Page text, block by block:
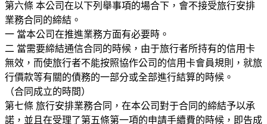
第六條 本公司在以下列舉事項的場合下，會不接受旅行安排
業務合同的締結。
一 當本公司在推進業務方面有必要時。
二 當需要締結通信合同的時候，由于旅行者所持有的信用卡
無效，而使旅行者不能按照協作公司的信用卡會員規則，就旅
行價款等有關的債務的一部分或全部進行結算的時候。
（合同成立的時間）
第七條 旅行安排業務合同，在本公司對于合同的締結予以承
諾，並且在受理了第五條第一項的申請手續費的時候，即告成